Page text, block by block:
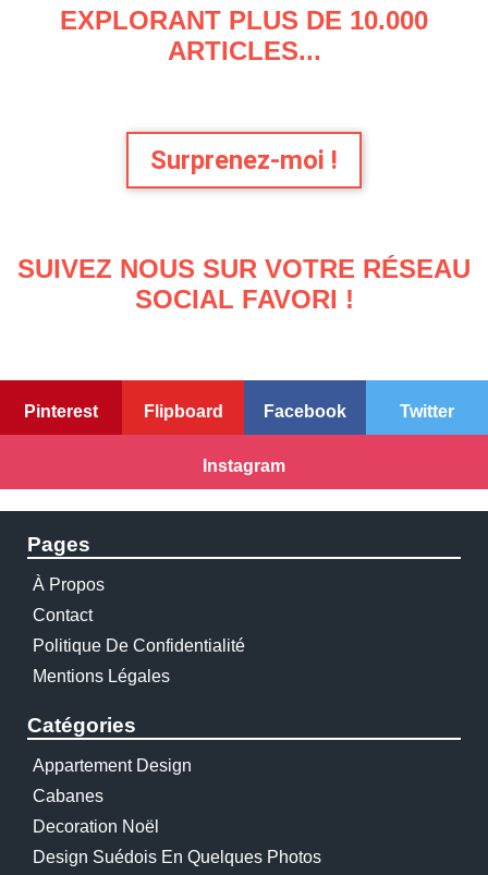
EXPLORANT PLUS DE 10.000
ARTICLES...
Surprenez-moi !
SUIVEZ NOUS SUR VOTRE RÉSEAU
SOCIAL FAVORI !
Pinterest Flipboard Facebook Twitter
Instagram
Pages
À Propos
Contact
Politique De Confidentialité
Mentions Légales
Catégories
Appartement Design
Cabanes
Decoration Noël
Design Suédois En Quelques Photos